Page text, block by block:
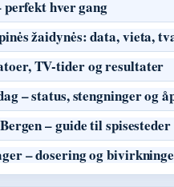
hver gang
žaidynės: data, vieta,
TV-tider og resultater
– status, stengninger og
– guide til spisesteder
– dosering og